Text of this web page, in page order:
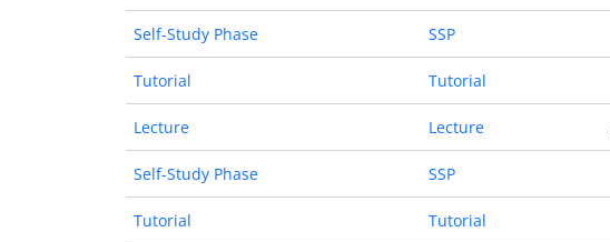
Self-Study Phase SSP
Tutorial Tutorial
Lecture Lecture
Self-Study Phase SSP
Tutorial Tutorial